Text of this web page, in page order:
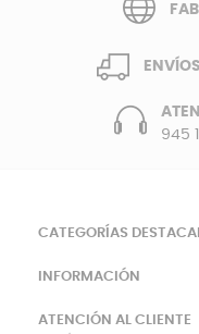
945
CATEGORÍAS
INFORMACIÓN
ATENCIÓN AL CLIENTE